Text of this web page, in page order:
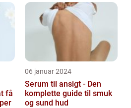
få
06 januar 2024
Serum til ansigt - Den
komplette guide til smuk
og sund hud